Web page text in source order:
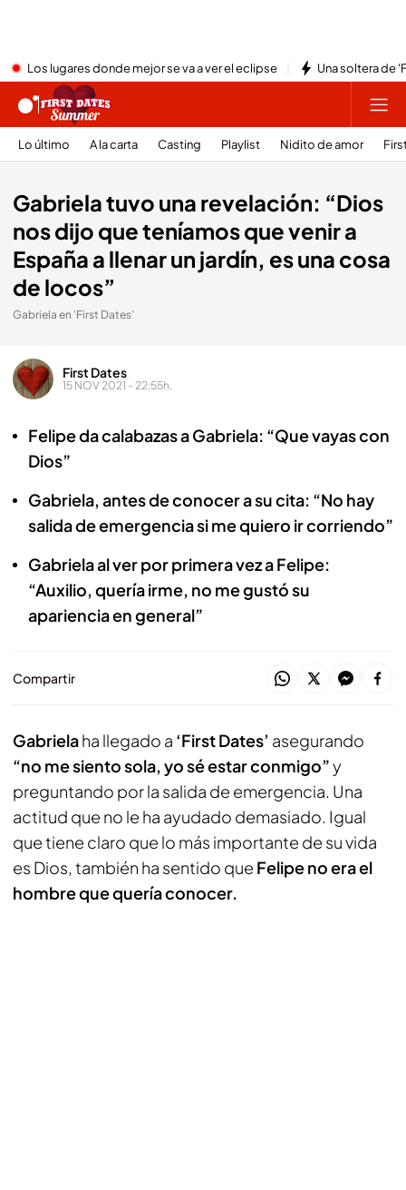
Los lugares donde mejor se va a ver el eclipse Una soltera de
Lo último A la carta Casting Playlist Nidito de amor
Gabriela tuvo una revelación: “Dios
nos dijo que teníamos que venir a
España a llenar un jardín, es una cosa
de locos”
Gabriela en 'First Dates'
First Dates
15 NOV 2021 - 22:55h.
Felipe da calabazas a Gabriela: “Que vayas con
Dios”
Gabriela, antes de conocer a su cita: “No hay
salida de emergencia si me quiero ir corriendo”
Gabriela al ver por primera vez a Felipe:
“Auxilio, quería irme, no me gustó su
apariencia en general”
Compartir
Gabrielaha llegado a ‘First Dates’ asegurando
“no me siento sola, yo sé estar conmigo”y
preguntando por la salida de emergencia. Una
actitud que no le ha ayudado demasiado. Igual
que tiene claro que lo más importante de su vida
es Dios, también ha sentido que Felipe no era el
hombre que quería conocer.